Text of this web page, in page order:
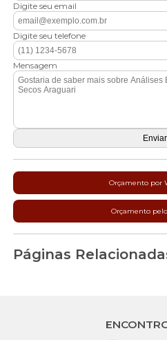
Digite seu email
Digite seu telefone
Mensagem
Orçamento por
Orçamento
Páginas